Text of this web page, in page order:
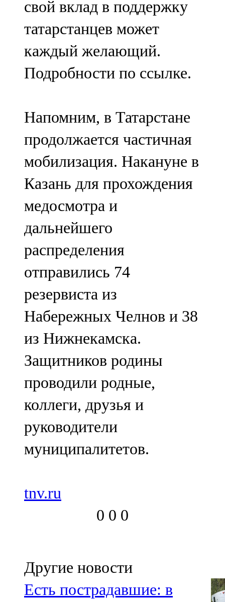
свой вклад в поддержку
татарстанцев может
каждый желающий.
Подробности по ссылке.
Напомним, в Татарстане
продолжается частичная
мобилизация. Накануне в
Казань для прохождения
медосмотра и
дальнейшего
распределения
отправились 74
резервиста из
Набережных Челнов и 38
из Нижнекамска.
Защитников родины
проводили родные,
коллеги, друзья и
руководители
муниципалитетов.
tnv.ru
0 0 0
Другие новости
Есть пострадавшие: в